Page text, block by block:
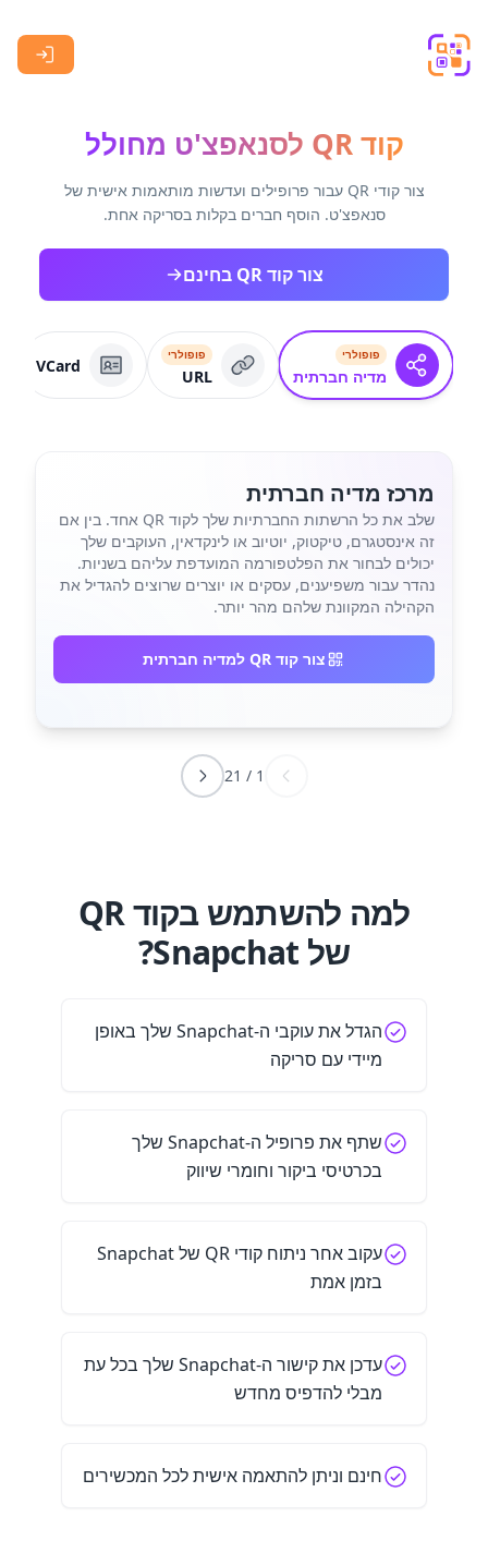
קוד QR לסנאפצ'ט מחולל
צור קודי QR עבור פרופילים ועדשות מותאמות אישית של
סנאפצ'ט. הוסף חברים בקלות בסריקה אחת.
צור קוד QR בחינם
פופולרי
מדיה חברתית
פופולרי
URL
VCard
מרכז מדיה חברתית
שלב את כל הרשתות החברתיות שלך לקוד QR אחד. בין אם
זה אינסטגרם, טיקטוק, יוטיוב או לינקדאין, העוקבים שלך
יכולים לבחור את הפלטפורמה המועדפת עליהם בשניות.
נהדר עבור משפיענים, עסקים או יוצרים שרוצים להגדיל את
הקהילה המקוונת שלהם מהר יותר.
צור קוד QR למדיה חברתית
1
/
21
למה להשתמש בקוד QR
של Snapchat?
הגדל את עוקבי ה-Snapchat שלך באופן
מיידי עם סריקה
שתף את פרופיל ה-Snapchat שלך
בכרטיסי ביקור וחומרי שיווק
עקוב אחר ניתוח קודי QR של Snapchat
בזמן אמת
עדכן את קישור ה-Snapchat שלך בכל עת
מבלי להדפיס מחדש
חינם וניתן להתאמה אישית לכל המכשירים